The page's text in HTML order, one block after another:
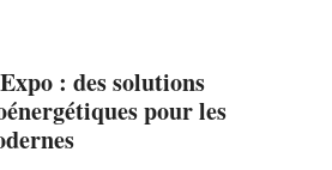
: des solutions
pour les